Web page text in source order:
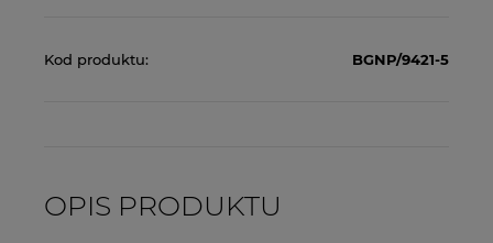
Kod produktu: BGNP/9421-5
OPIS PRODUKTU